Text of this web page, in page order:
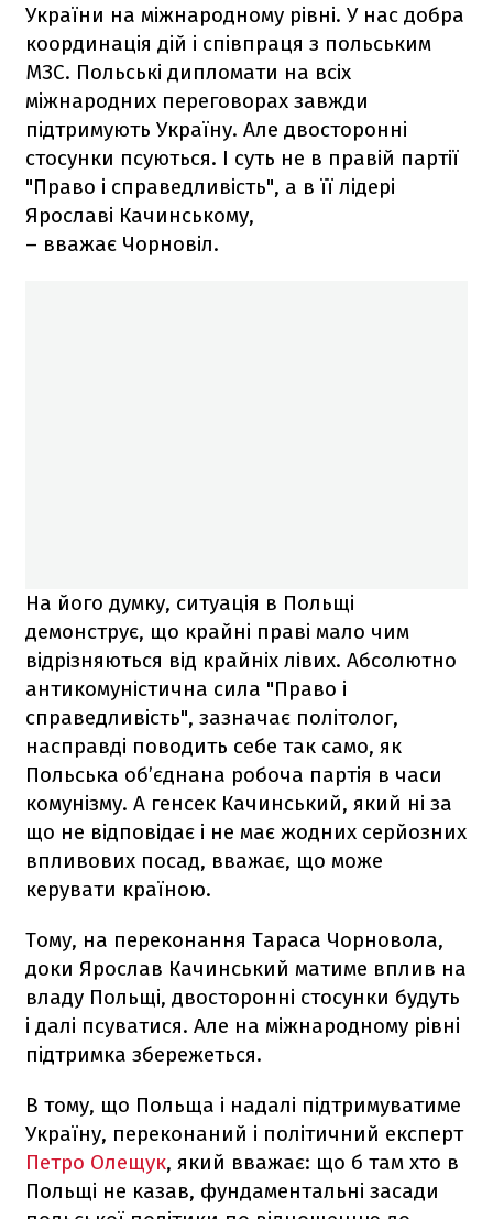
України на міжнародному рівні. У нас добра
координація дій і співпраця з польським
МЗС. Польські дипломати на всіх
міжнародних переговорах завжди
підтримують Україну. Але двосторонні
стосунки псуються. І суть не в правій партії
"Право і справедливість", а в її лідері
Ярославі Качинському,
– вважає Чорновіл.
На його думку, ситуація в Польщі
демонструє, що крайні праві мало чим
відрізняються від крайніх лівих. Абсолютно
антикомуністична сила "Право і
справедливість", зазначає політолог,
насправді поводить себе так само, як
Польська об’єднана робоча партія в часи
комунізму. А генсек Качинський, який ні за
що не відповідає і не має жодних серйозних
впливових посад, вважає, що може
керувати країною.
Тому, на переконання Тараса Чорновола,
доки Ярослав Качинський матиме вплив на
владу Польщі, двосторонні стосунки будуть
і далі псуватися. Але на міжнародному рівні
підтримка збережеться.
В тому, що Польща і надалі підтримуватиме
Україну, переконаний і політичний експерт
Петро Олещук, який вважає: що б там хто в
Польщі не казав, фундаментальні засади